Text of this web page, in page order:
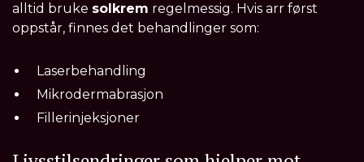
alltid bruke solkrem regelmessig. Hvis arr først
oppstår, finnes det behandlinger som:
Laserbehandling
Mikrodermabrasjon
Fillerinjeksjoner